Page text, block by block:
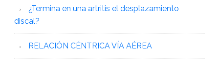
¿Termina en una artritis el desplazamiento
discal?
RELACIÓN CÉNTRICA VÍA AÉREA